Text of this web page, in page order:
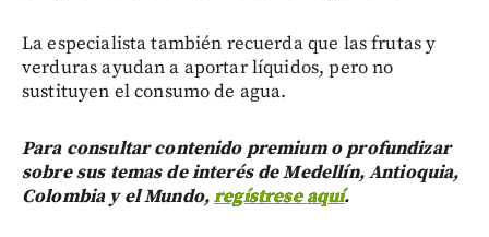
La especialista también recuerda que las frutas y
verduras ayudan a aportar líquidos, pero no
sustituyen el consumo de agua.
Para consultar contenido premium o profundizar
sobre sus temas de interés de Medellín, Antioquia,
Colombia y el Mundo,regístrese aquí.